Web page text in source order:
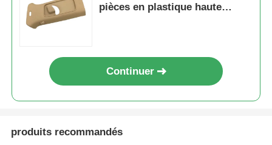
Contact
nouvelles
Demande de soumission
Moule de pièces de voiture
pièces en plastique haute
Continuer
produits recommandés